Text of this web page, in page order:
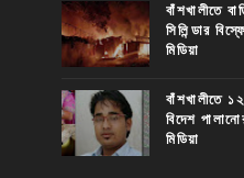
বাঁশখালীতে
সিলিন্ডার
মিডিয়া
বাঁশখালীতে
বিদেশ
মিডিয়া